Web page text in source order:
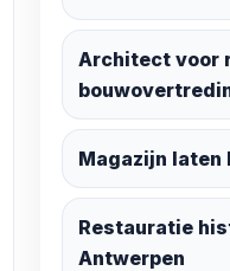
Architect voor
Magazijn laten
Restauratie
Antwerpen